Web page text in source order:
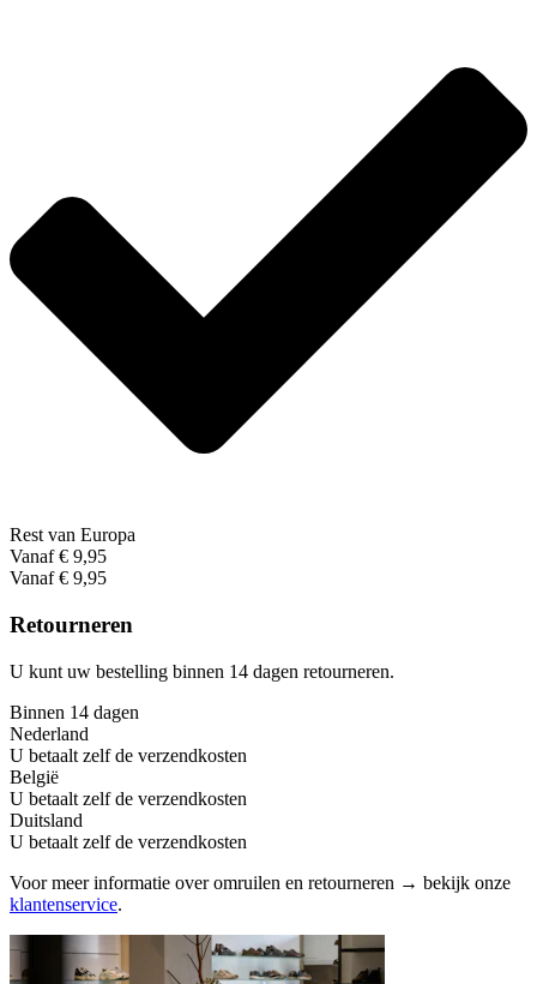
Rest van Europa
Vanaf € 9,95
Vanaf € 9,95
Retourneren
U kunt uw bestelling binnen 14 dagen retourneren.
Binnen 14 dagen
Nederland
U betaalt zelf de verzendkosten
België
U betaalt zelf de verzendkosten
Duitsland
U betaalt zelf de verzendkosten
Voor meer informatie over omruilen en retourneren → bekijk onze
klantenservice.